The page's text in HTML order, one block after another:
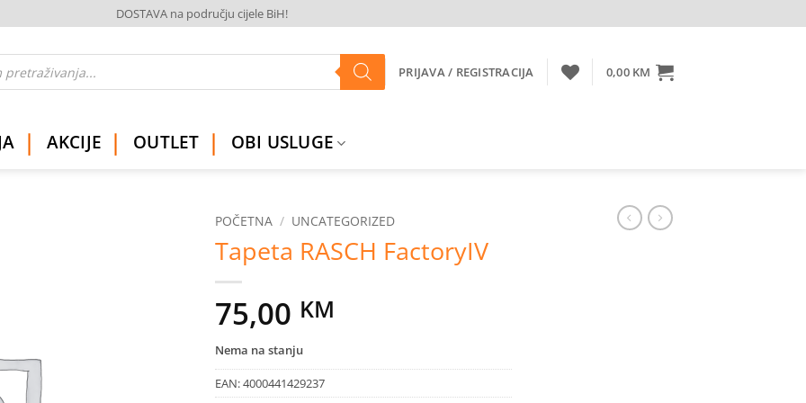
DOSTAVA na području cijele BiH!
PRIJAVA / REGISTRACIJA 0,00 KM
AKCIJE OUTLET OBI USLUGE
POČETNA / UNCATEGORIZED
Tapeta RASCH FactoryIV
75,00 KM
Nema na stanju
EAN:4000441429237